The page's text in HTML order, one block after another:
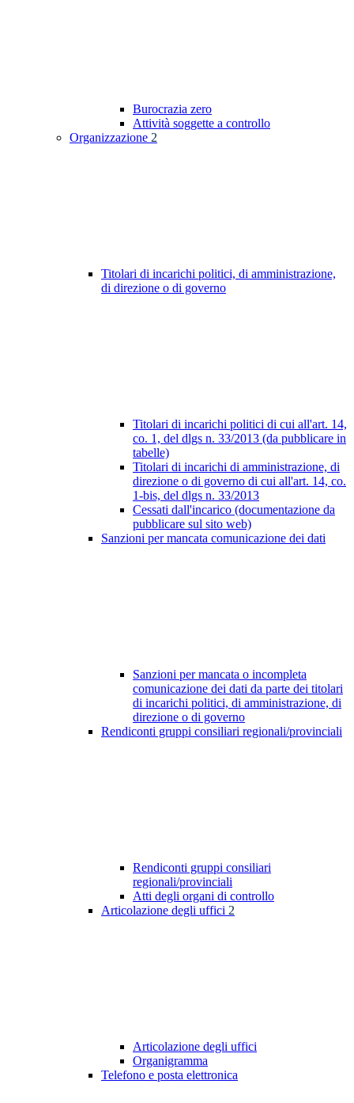
Burocrazia zero
Attività soggette a controllo
Organizzazione 2
Titolari di incarichi politici, di amministrazione,
di direzione o di governo
Titolari di incarichi politici di cui all'art. 14,
co. 1, del dlgs n. 33/2013 (da pubblicare in
tabelle)
Titolari di incarichi di amministrazione, di
direzione o di governo di cui all'art. 14, co.
1-bis, del dlgs n. 33/2013
Cessati dall'incarico (documentazione da
pubblicare sul sito web)
Sanzioni per mancata comunicazione dei dati
Sanzioni per mancata o incompleta
comunicazione dei dati da parte dei titolari
di incarichi politici, di amministrazione, di
direzione o di governo
Rendiconti gruppi consiliari regionali/provinciali
Rendiconti gruppi consiliari
regionali/provinciali
Atti degli organi di controllo
Articolazione degli uffici 2
Articolazione degli uffici
Organigramma
Telefono e posta elettronica